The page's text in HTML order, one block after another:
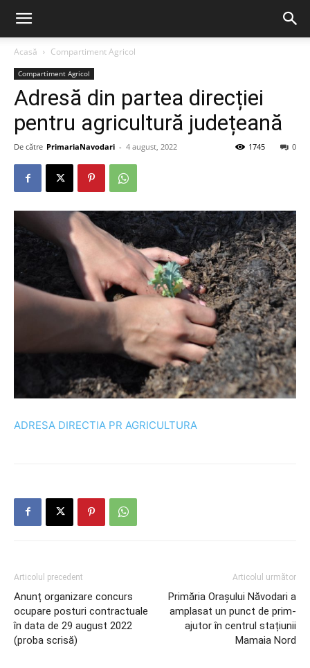
Acasă Compartiment Agricol
Compartiment Agricol
Adresă din partea direcției
pentru agricultură județeană
De către PrimariaNavodari - 4 august, 2022 0
1745
ADRESA DIRECTIA PR AGRICULTURA
Articolul precedent
Anunț organizare concurs
ocupare posturi contractuale
în data de 29 august 2022
(proba scrisă)
Articolul următor
Primăria Orașului Năvodari a
amplasat un punct de prim-
ajutor în centrul stațiunii
Mamaia Nord